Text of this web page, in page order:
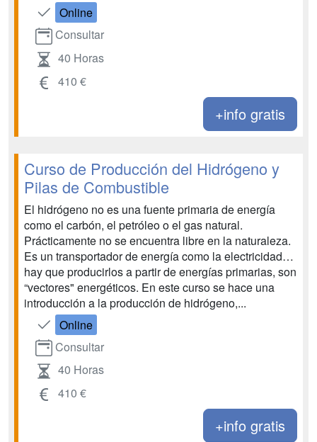
Online
Consultar
40 Horas
410 €
+info gratis
Curso de Producción del Hidrógeno y
Pilas de Combustible
El hidrógeno no es una fuente primaria de energía
como el carbón, el petróleo o el gas natural.
Prácticamente no se encuentra libre en la naturaleza.
Es un transportador de energía como la electricidad…
hay que producirlos a partir de energías primarias, son
“vectores" energéticos. En este curso se hace una
introducción a la producción de hidrógeno,...
Online
Consultar
40 Horas
410 €
+info gratis